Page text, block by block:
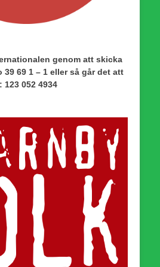
genom att skicka
69 1 – 1 eller så går det att
052 4934